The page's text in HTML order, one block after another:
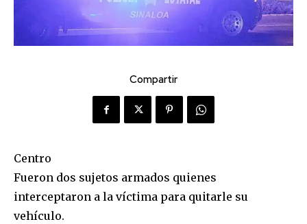
Compartir
Centro
Fueron dos sujetos armados quienes
interceptaron a la víctima para quitarle su
vehículo.